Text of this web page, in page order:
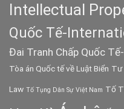
Intellectual
Quốc Tế-
Đai Tranh Chấp Quốc
Tòa án Quốc tế về Luật Biển Tư
Law Tố Tụng Dân Sự Việt Nam Tố